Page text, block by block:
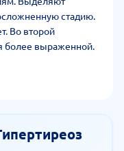
стадию.
Во второй
более выраженной.
ухудшается
высокая